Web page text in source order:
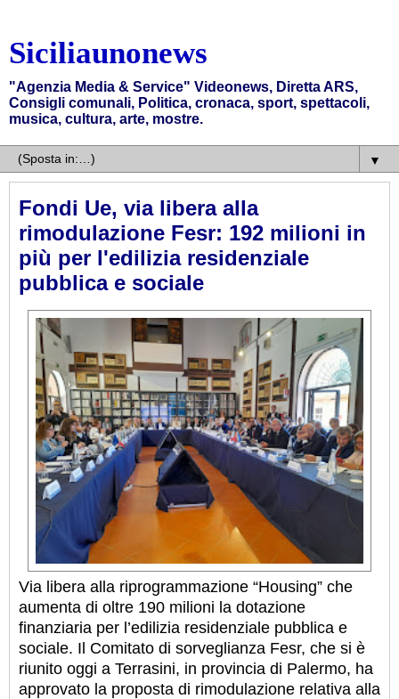
Siciliaunonews
"Agenzia Media & Service" Videonews, Diretta ARS,
Consigli comunali, Politica, cronaca, sport, spettacoli,
musica, cultura, arte, mostre.
▼
Fondi Ue, via libera alla
rimodulazione Fesr: 192 milioni in
più per l'edilizia residenziale
pubblica e sociale
Via libera alla riprogrammazione “Housing” che
aumenta di oltre 190 milioni la dotazione
finanziaria per l’edilizia residenziale pubblica e
sociale. Il Comitato di sorveglianza Fesr, che si è
riunito oggi a Terrasini, in provincia di Palermo, ha
approvato la proposta di rimodulazione relativa alla